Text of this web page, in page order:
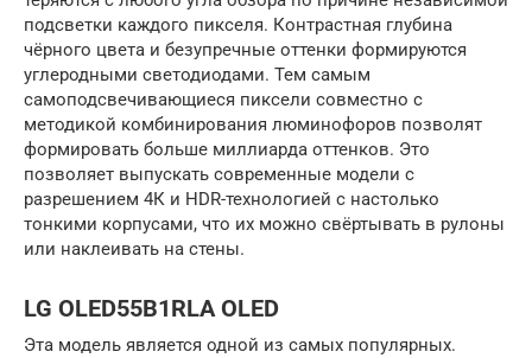
подсветки каждого пикселя. Контрастная глубина
чёрного цвета и безупречные оттенки формируются
углеродными светодиодами. Тем самым
самоподсвечивающиеся пиксели совместно с
методикой комбинирования люминофоров позволят
формировать больше миллиарда оттенков. Это
позволяет выпускать современные модели с
разрешением 4К и HDR-технологией с настолько
тонкими корпусами, что их можно свёртывать в рулоны
или наклеивать на стены.
LG OLED55B1RLA OLED
Эта модель является одной из самых популярных.